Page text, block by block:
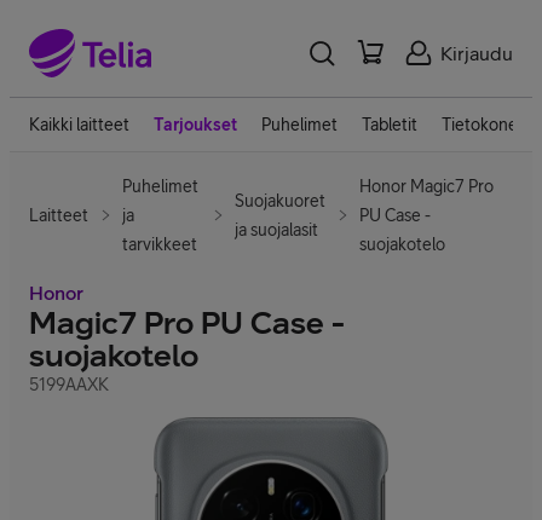
Kirjaudu
Kaikki laitteet Tarjoukset Puhelimet Tabletit Tietokoneet
Laitteet
Puhelimet
ja
tarvikkeet
Suojakuoret
ja suojalasit
Honor Magic7 Pro
PU Case -
suojakotelo
Honor
Magic7 Pro PU Case -
suojakotelo
5199AAXK